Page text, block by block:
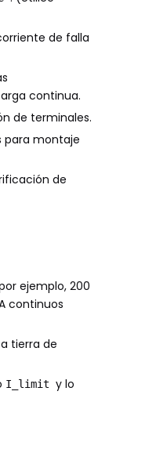
de falla
continua.
de terminales.
para montaje
de
ejemplo, 200
continuos
tierra de
I_limit y lo